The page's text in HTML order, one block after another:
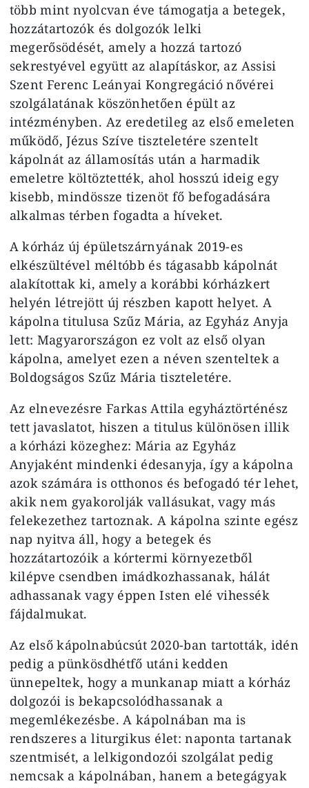
több mint nyolcvan éve támogatja a betegek,
hozzátartozók és dolgozók lelki
megerősödését, amely a hozzá tartozó
sekrestyével együtt az alapításkor, az Assisi
Szent Ferenc Leányai Kongregáció nővérei
szolgálatának köszönhetően épült az
intézményben. Az eredetileg az első emeleten
működő, Jézus Szíve tiszteletére szentelt
kápolnát az államosítás után a harmadik
emeletre költöztették, ahol hosszú ideig egy
kisebb, mindössze tizenöt fő befogadására
alkalmas térben fogadta a híveket.
A kórház új épületszárnyának 2019-es
elkészültével méltóbb és tágasabb kápolnát
alakítottak ki, amely a korábbi kórházkert
helyén létrejött új részben kapott helyet. A
kápolna titulusa Szűz Mária, az Egyház Anyja
lett: Magyarországon ez volt az első olyan
kápolna, amelyet ezen a néven szenteltek a
Boldogságos Szűz Mária tiszteletére.
Az elnevezésre Farkas Attila egyháztörténész
tett javaslatot, hiszen a titulus különösen illik
a kórházi közeghez: Mária az Egyház
Anyjaként mindenki édesanyja, így a kápolna
azok számára is otthonos és befogadó tér lehet,
akik nem gyakorolják vallásukat, vagy más
felekezethez tartoznak. A kápolna szinte egész
nap nyitva áll, hogy a betegek és
hozzátartozóik a kórtermi környezetből
kilépve csendben imádkozhassanak, hálát
adhassanak vagy éppen Isten elé vihessék
fájdalmukat.
Az első kápolnabúcsút 2020-ban tartották, idén
pedig a pünkösdhétfő utáni kedden
ünnepeltek, hogy a munkanap miatt a kórház
dolgozói is bekapcsolódhassanak a
megemlékezésbe. A kápolnában ma is
rendszeres a liturgikus élet: naponta tartanak
szentmisét, a lelkigondozói szolgálat pedig
nemcsak a kápolnában, hanem a betegágyak